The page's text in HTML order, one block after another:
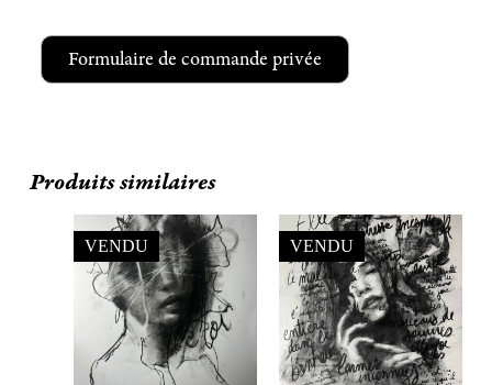
Formulaire de commande privée
Produits similaires
VENDU VENDU